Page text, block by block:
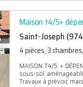
Maison t4/5+
Saint-Joseph
4 pièces, 3
MAISON T4/5 +
sous-sol
Travaux à prévoir,